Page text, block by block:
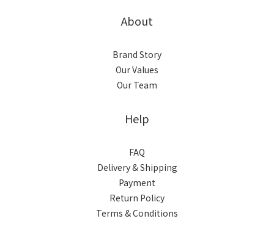
About
Brand Story
Our Values
Our Team
Help
FAQ
Delivery & Shipping
Payment
Return Policy
Terms & Conditions